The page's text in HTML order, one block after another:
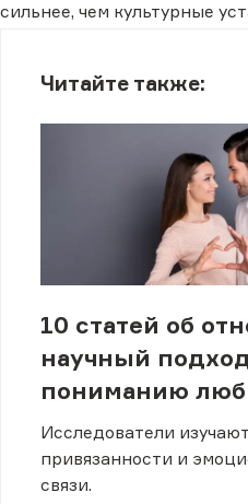
сильнее, чем культурные
Читайте также:
10 статей об
научный
пониманию
Исследователи
привязанности и
связи.